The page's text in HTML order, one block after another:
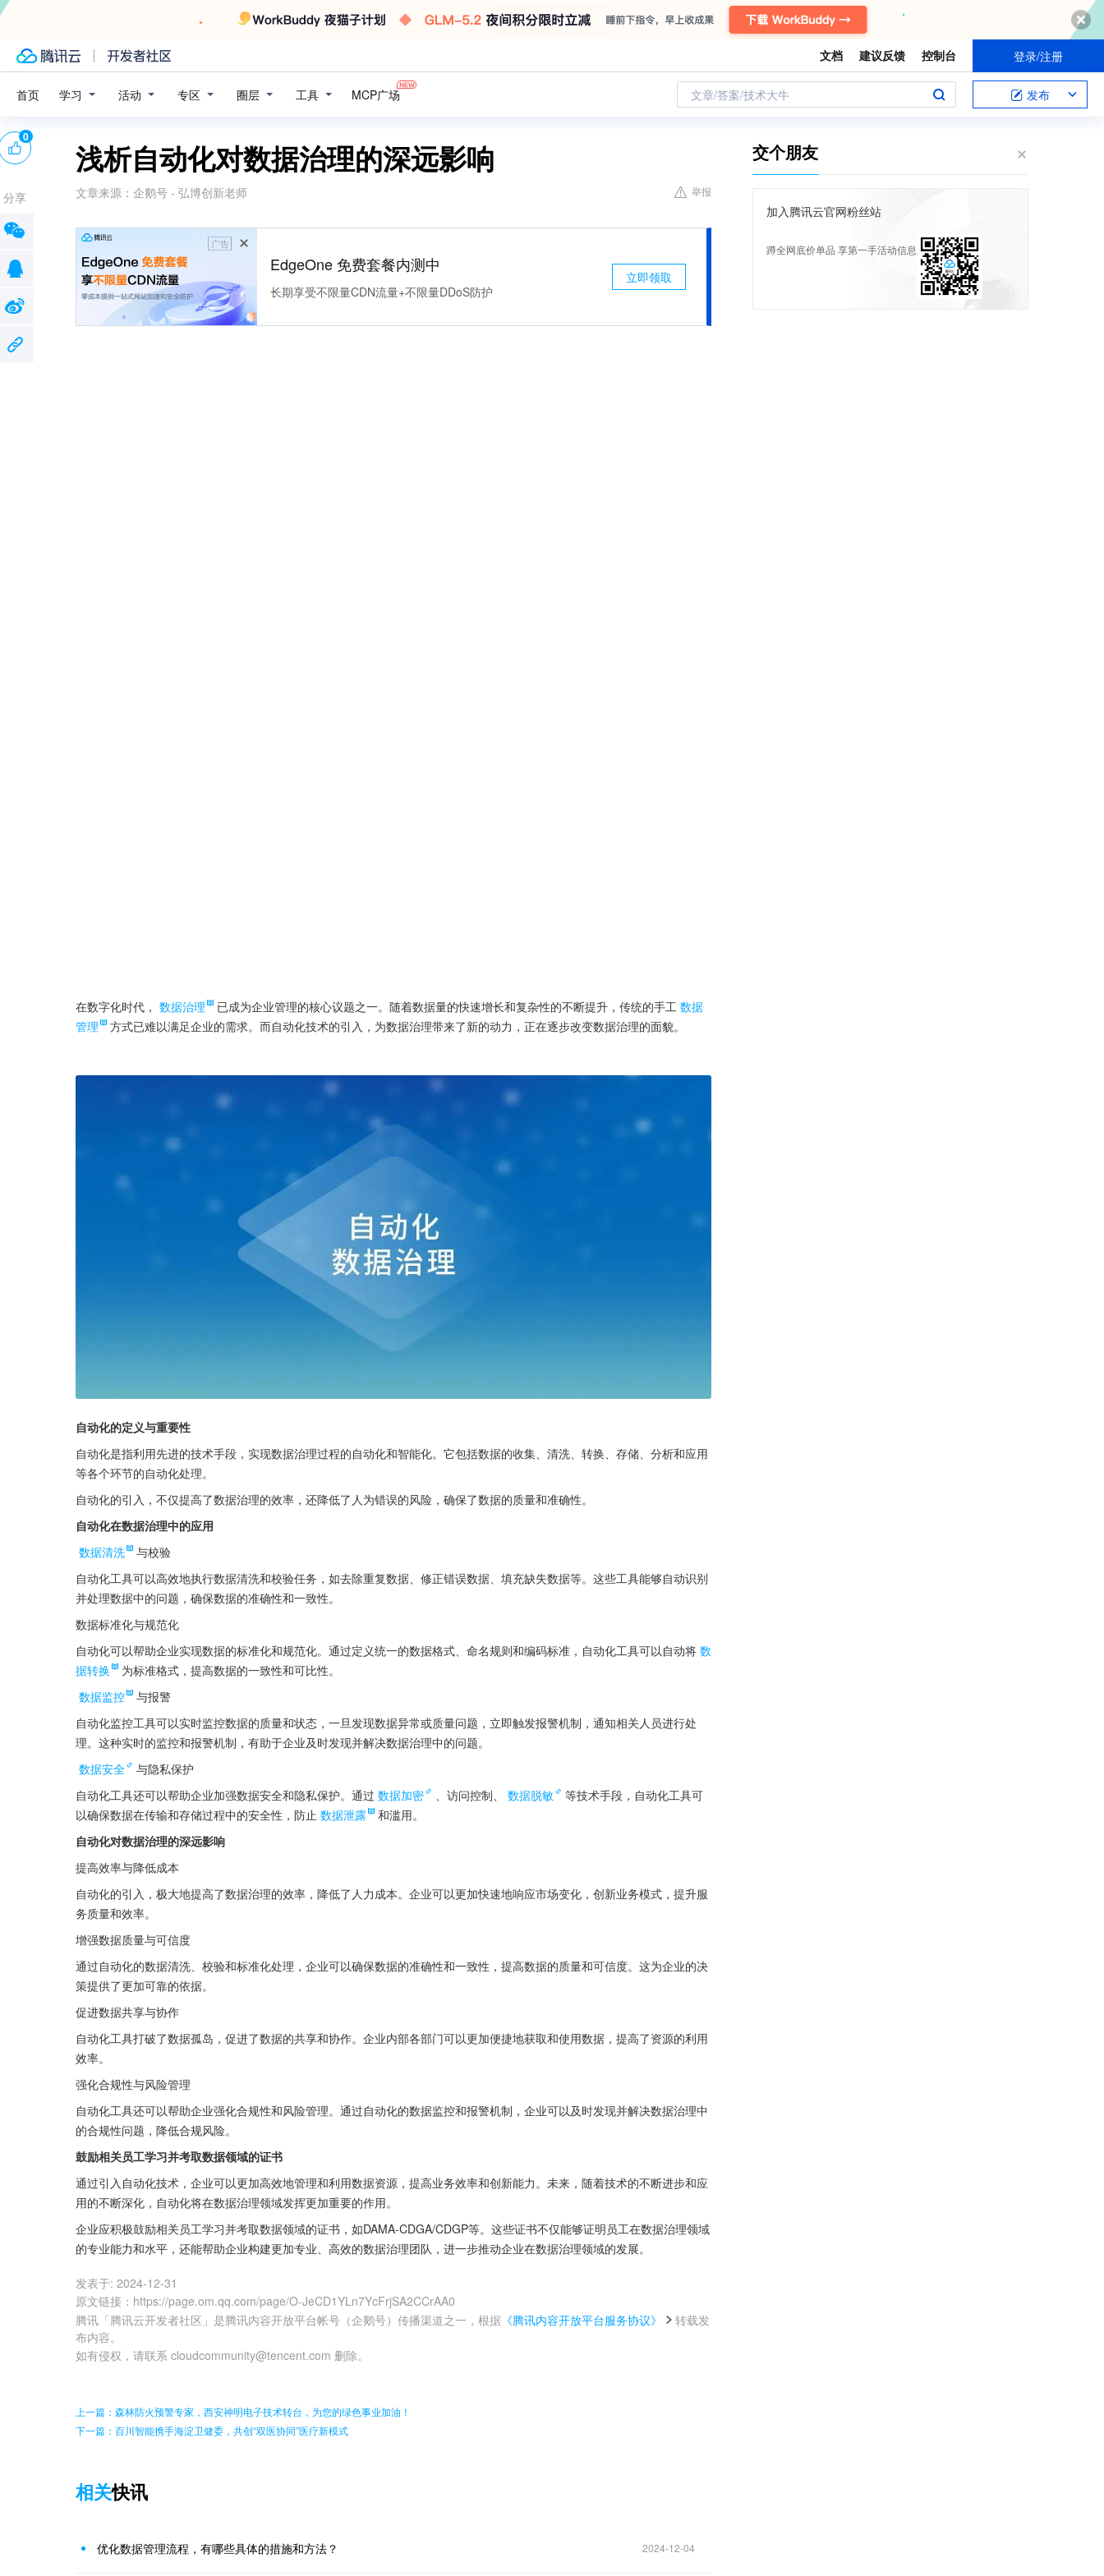
文档 建议反馈 控制台 登录/注册
首页 学习 活动 专区 圈层 工具 MCP广场 文章/答案/技术大牛 发布
浅析自动化对数据治理的深远影响
文章来源： 企鹅号 - 弘博创新老师 举报
广告
EdgeOne 免费套餐内测中
长期享受不限量CDN流量+不限量DDoS防护
立即领取
在数字化时代， 数据治理 已成为企业管理的核心议题之一。随着数据量的快速增长和复杂性的不断提升，传统的手工 数据
管理
方式已难以满足企业的需求。而自动化技术的引入，为数据治理带来了新的动力，正在逐步改变数据治理的面貌。
自动化的定义与重要性
自动化是指利用先进的技术手段，实现数据治理过程的自动化和智能化。它包括数据的收集、清洗、转换、存储、分析和应用
等各个环节的自动化处理。
自动化的引入，不仅提高了数据治理的效率，还降低了人为错误的风险，确保了数据的质量和准确性。
自动化在数据治理中的应用
数据清洗
与校验
自动化工具可以高效地执行数据清洗和校验任务，如去除重复数据、修正错误数据、填充缺失数据等。这些工具能够自动识别
并处理数据中的问题，确保数据的准确性和一致性。
数据标准化与规范化
自动化可以帮助企业实现数据的标准化和规范化。通过定义统一的数据格式、命名规则和编码标准，自动化工具可以自动将 数
据转换
为标准格式，提高数据的一致性和可比性。
数据监控
与报警
自动化监控工具可以实时监控数据的质量和状态，一旦发现数据异常或质量问题，立即触发报警机制，通知相关人员进行处
理。这种实时的监控和报警机制，有助于企业及时发现并解决数据治理中的问题。
数据安全
与隐私保护
自动化工具还可以帮助企业加强数据安全和隐私保护。通过 数据加密 、访问控制、 数据脱敏
等技术手段，自动化工具可
以确保数据在传输和存储过程中的安全性，防止 数据泄露
和滥用。
自动化对数据治理的深远影响
提高效率与降低成本
自动化的引入，极大地提高了数据治理的效率，降低了人力成本。企业可以更加快速地响应市场变化，创新业务模式，提升服
务质量和效率。
增强数据质量与可信度
通过自动化的数据清洗、校验和标准化处理，企业可以确保数据的准确性和一致性，提高数据的质量和可信度。这为企业的决
策提供了更加可靠的依据。
促进数据共享与协作
自动化工具打破了数据孤岛，促进了数据的共享和协作。企业内部各部门可以更加便捷地获取和使用数据，提高了资源的利用
效率。
强化合规性与风险管理
自动化工具还可以帮助企业强化合规性和风险管理。通过自动化的数据监控和报警机制，企业可以及时发现并解决数据治理中
的合规性问题，降低合规风险。
鼓励相关员工学习并考取数据领域的证书
通过引入自动化技术，企业可以更加高效地管理和利用数据资源，提高业务效率和创新能力。未来，随着技术的不断进步和应
用的不断深化，自动化将在数据治理领域发挥更加重要的作用。
企业应积极鼓励相关员工学习并考取数据领域的证书，如DAMA-CDGA/CDGP等。这些证书不仅能够证明员工在数据治理领域
的专业能力和水平，还能帮助企业构建更加专业、高效的数据治理团队，进一步推动企业在数据治理领域的发展。
发表于: 2024-12-31
原文链接 ： https://page.om.qq.com/page/O-JeCD1YLn7YcFrjSA2CCrAA0
腾讯「腾讯云开发者社区」是腾讯内容开放平台帐号（企鹅号）传播渠道之一，根据 《腾讯内容开放平台服务协议》
转载发
布内容。
如有侵权，请联系 cloudcommunity@tencent.com 删除。
0
分享
上一篇：森林防火预警专家，西安神明电子技术转台，为您的绿色事业加油！
下一篇：百川智能携手海淀卫健委，共创“双医协同”医疗新模式
相关快讯
优化数据管理流程，有哪些具体的措施和方法？ 2024-12-04
交个朋友
加入腾讯云官网粉丝站
蹲全网底价单品 享第一手活动信息